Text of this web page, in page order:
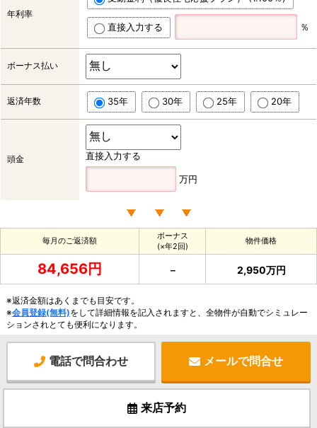
年利率
直接入力する ％
ボーナス払い
返済年数 35年 30年 25年 20年
頭金 直接入力する
万円
毎月のご返済額
ボーナス
(×年2回)
物件価格
84,656円 － 2,950万円
※返済金額はあくまでも目安です。
※会員登録(無料)をして詳細情報を記入されますと、全物件が自動でシミュレー
ションされとても便利になります。
電話で問合わせ メールで問合せ
来店予約